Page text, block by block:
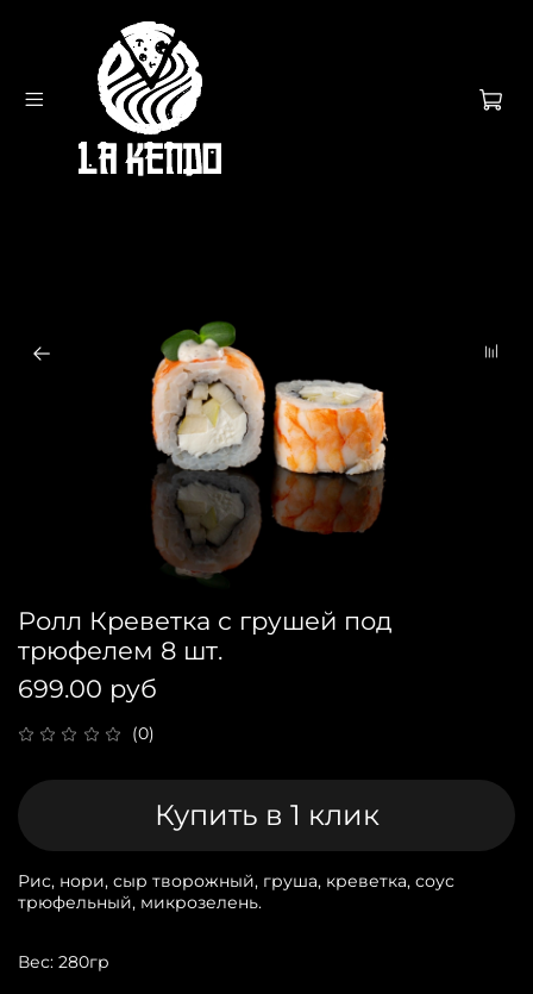
(0)
Ролл Креветка с грушей под
трюфелем 8 шт.
699.00 руб
Купить в 1 клик
Рис, нори, сыр творожный, груша, креветка, соус
трюфельный, микрозелень.
Вес: 280гр